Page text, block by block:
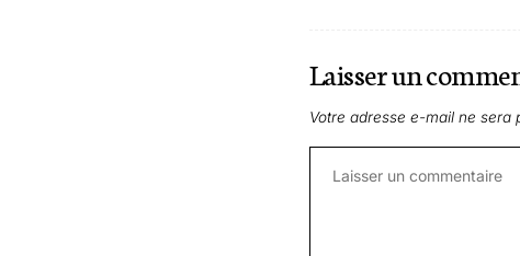
Laisser un
Votre adresse e-mail ne sera